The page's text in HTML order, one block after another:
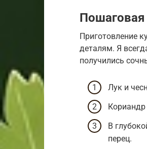
Пошаговая
Приготовление
деталям. Я
получились
Лук и
В
перец.